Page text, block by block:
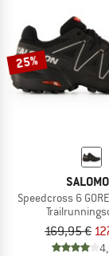
25%
Speedcross 6
169,95 €